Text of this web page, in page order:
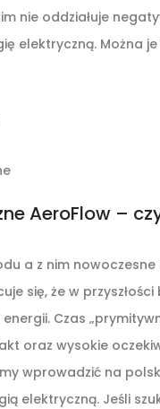
nie oddziałuje
elektryczną. Można
AeroFlow –
a z nim
się, że w
Czas
oraz wysokie
wprowadzić na
elektryczną. Jeśli